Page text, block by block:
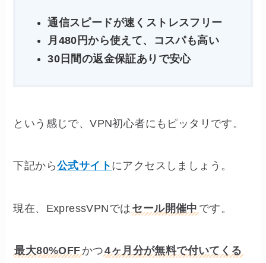
通信スピードが速くストレスフリー
月480円から使えて、コスパも高い
30日間の返金保証ありで安心
という感じで、VPN初心者にもピッタリです。
下記から公式サイト にアクセスしましょう。
現在、ExpressVPNでは セール開催中 です。
最大80%OFF かつ4ヶ月分が無料で付いてくる